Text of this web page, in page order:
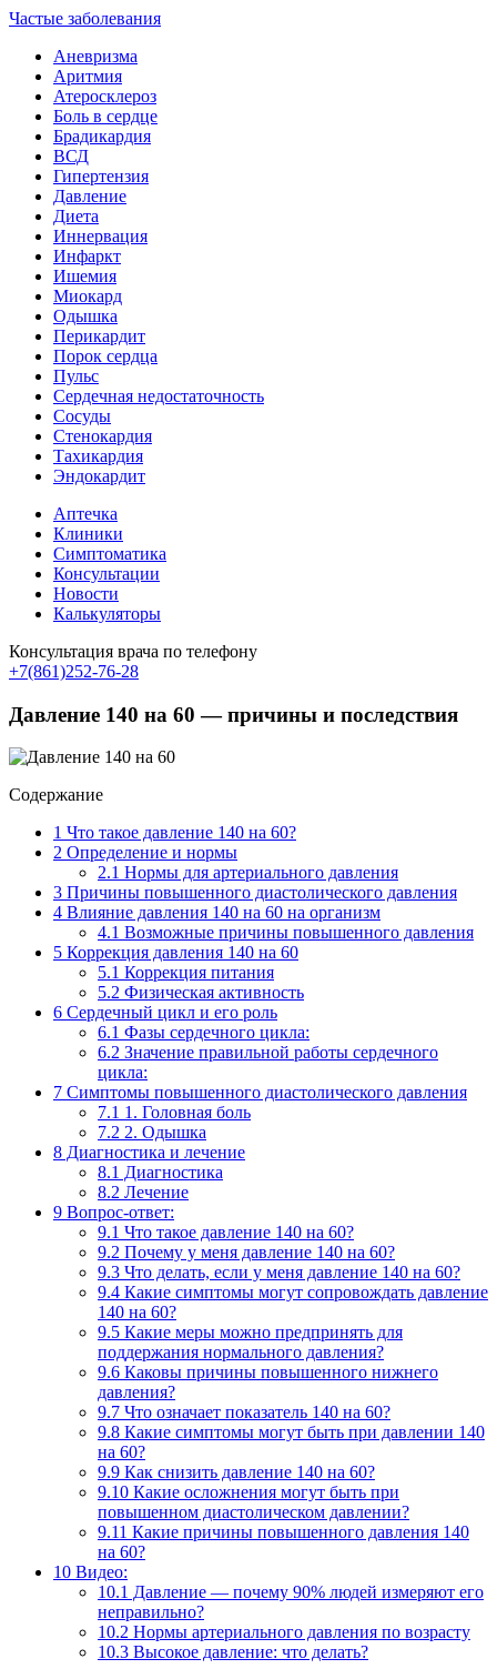
Частые заболевания
Аневризма
Аритмия
Атеросклероз
Боль в сердце
Брадикардия
ВСД
Гипертензия
Давление
Диета
Иннервация
Инфаркт
Ишемия
Миокард
Одышка
Перикардит
Порок сердца
Пульс
Сердечная недостаточность
Сосуды
Стенокардия
Тахикардия
Эндокардит
Аптечка
Клиники
Симптоматика
Консультации
Новости
Калькуляторы
Консультация врача по телефону
+7(861)252-76-28
Давление 140 на 60 — причины и последствия
Содержание
1 Что такое давление 140 на 60?
2 Определение и нормы
2.1 Нормы для артериального давления
3 Причины повышенного диастолического давления
4 Влияние давления 140 на 60 на организм
4.1 Возможные причины повышенного давления
5 Коррекция давления 140 на 60
5.1 Коррекция питания
5.2 Физическая активность
6 Сердечный цикл и его роль
6.1 Фазы сердечного цикла:
6.2 Значение правильной работы сердечного
цикла:
7 Симптомы повышенного диастолического давления
7.1 1. Головная боль
7.2 2. Одышка
8 Диагностика и лечение
8.1 Диагностика
8.2 Лечение
9 Вопрос-ответ:
9.1 Что такое давление 140 на 60?
9.2 Почему у меня давление 140 на 60?
9.3 Что делать, если у меня давление 140 на 60?
9.4 Какие симптомы могут сопровождать давление
140 на 60?
9.5 Какие меры можно предпринять для
поддержания нормального давления?
9.6 Каковы причины повышенного нижнего
давления?
9.7 Что означает показатель 140 на 60?
9.8 Какие симптомы могут быть при давлении 140
на 60?
9.9 Как снизить давление 140 на 60?
9.10 Какие осложнения могут быть при
повышенном диастолическом давлении?
9.11 Какие причины повышенного давления 140
на 60?
10 Видео:
10.1 Давление — почему 90% людей измеряют его
неправильно?
10.2 Нормы артериального давления по возрасту
10.3 Высокое давление: что делать?